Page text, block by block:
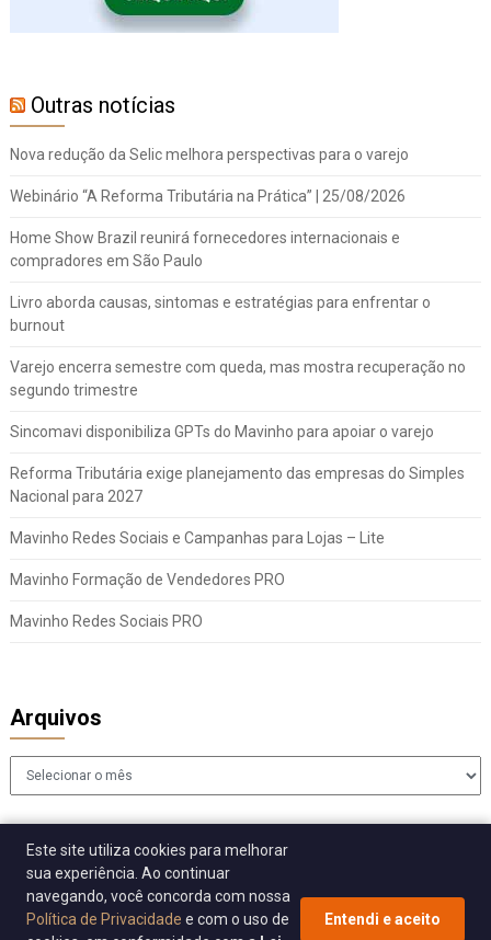
Outras notícias
Nova redução da Selic melhora perspectivas para o varejo
Webinário “A Reforma Tributária na Prática” | 25/08/2026
Home Show Brazil reunirá fornecedores internacionais e
compradores em São Paulo
Livro aborda causas, sintomas e estratégias para enfrentar o
burnout
Varejo encerra semestre com queda, mas mostra recuperação no
segundo trimestre
Sincomavi disponibiliza GPTs do Mavinho para apoiar o varejo
Reforma Tributária exige planejamento das empresas do Simples
Nacional para 2027
Mavinho Redes Sociais e Campanhas para Lojas – Lite
Mavinho Formação de Vendedores PRO
Mavinho Redes Sociais PRO
Arquivos
Arquivos
Este site utiliza cookies para melhorar
sua experiência. Ao continuar
navegando, você concorda com nossa
Política de Privacidade e com o uso de
Entendi e aceito